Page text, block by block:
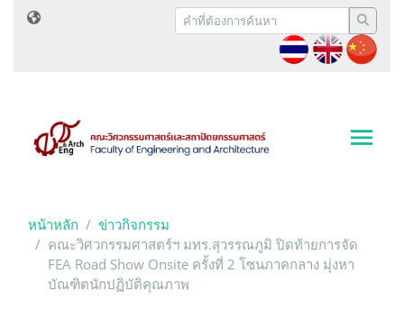
หน้าหลัก
ข่าวกิจกรรม
คณะวิศวกรรมศาสตร์ฯ มทร.สุวรรณภูมิ ปิดท้ายการจัด
FEA Road Show Onsite ครั้งที่ 2 โซนภาคกลาง มุ่งหา
บัณฑิตนักปฏิบัติคุณภาพ